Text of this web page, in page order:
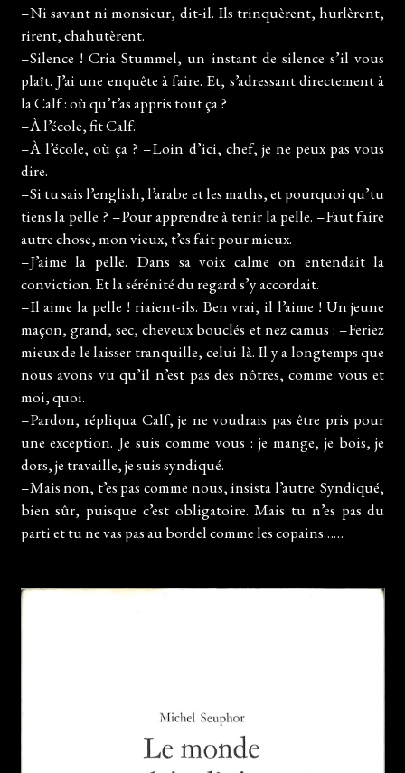
–Ni savant ni monsieur, dit-il. Ils trinquèrent, hurlèrent,
rirent, chahutèrent.
–Silence ! Cria Stummel, un instant de silence s’il vous
plaît. J’ai une enquête à faire. Et, s’adressant directement à
la Calf : où qu’t’as appris tout ça ?
–À l’école, fit Calf.
–À l’école, où ça ? –Loin d’ici, chef, je ne peux pas vous
dire.
–Si tu sais l’english, l’arabe et les maths, et pourquoi qu’tu
tiens la pelle ? –Pour apprendre à tenir la pelle. –Faut faire
autre chose, mon vieux, t’es fait pour mieux.
–J’aime la pelle. Dans sa voix calme on entendait la
conviction. Et la sérénité du regard s’y accordait.
–Il aime la pelle ! riaient-ils. Ben vrai, il l’aime ! Un jeune
maçon, grand, sec, cheveux bouclés et nez camus : –Feriez
mieux de le laisser tranquille, celui-là. Il y a longtemps que
nous avons vu qu’il n’est pas des nôtres, comme vous et
moi, quoi.
–Pardon, répliqua Calf, je ne voudrais pas être pris pour
une exception. Je suis comme vous : je mange, je bois, je
dors, je travaille, je suis syndiqué.
–Mais non, t’es pas comme nous, insista l’autre. Syndiqué,
bien sûr, puisque c’est obligatoire. Mais tu n’es pas du
parti et tu ne vas pas au bordel comme les copains……